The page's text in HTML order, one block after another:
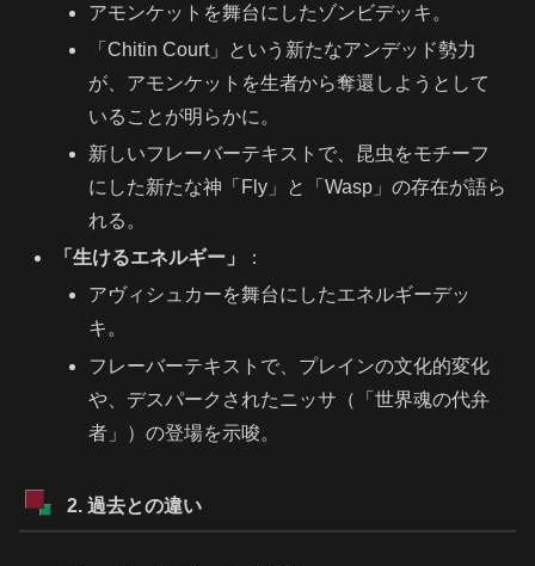
アモンケットを舞台にしたゾンビデッキ。
「Chitin Court」という新たなアンデッド勢力
が、アモンケットを生者から奪還しようとして
いることが明らかに。
新しいフレーバーテキストで、昆虫をモチーフ
にした新たな神「Fly」と「Wasp」の存在が語ら
れる。
「生けるエネルギー」
：
アヴィシュカーを舞台にしたエネルギーデッ
キ。
フレーバーテキストで、プレインの文化的変化
や、デスパークされたニッサ（「世界魂の代弁
者」）の登場を示唆。
2. 過去との違い